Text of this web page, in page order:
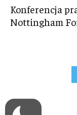
Konferencja
Nottingham